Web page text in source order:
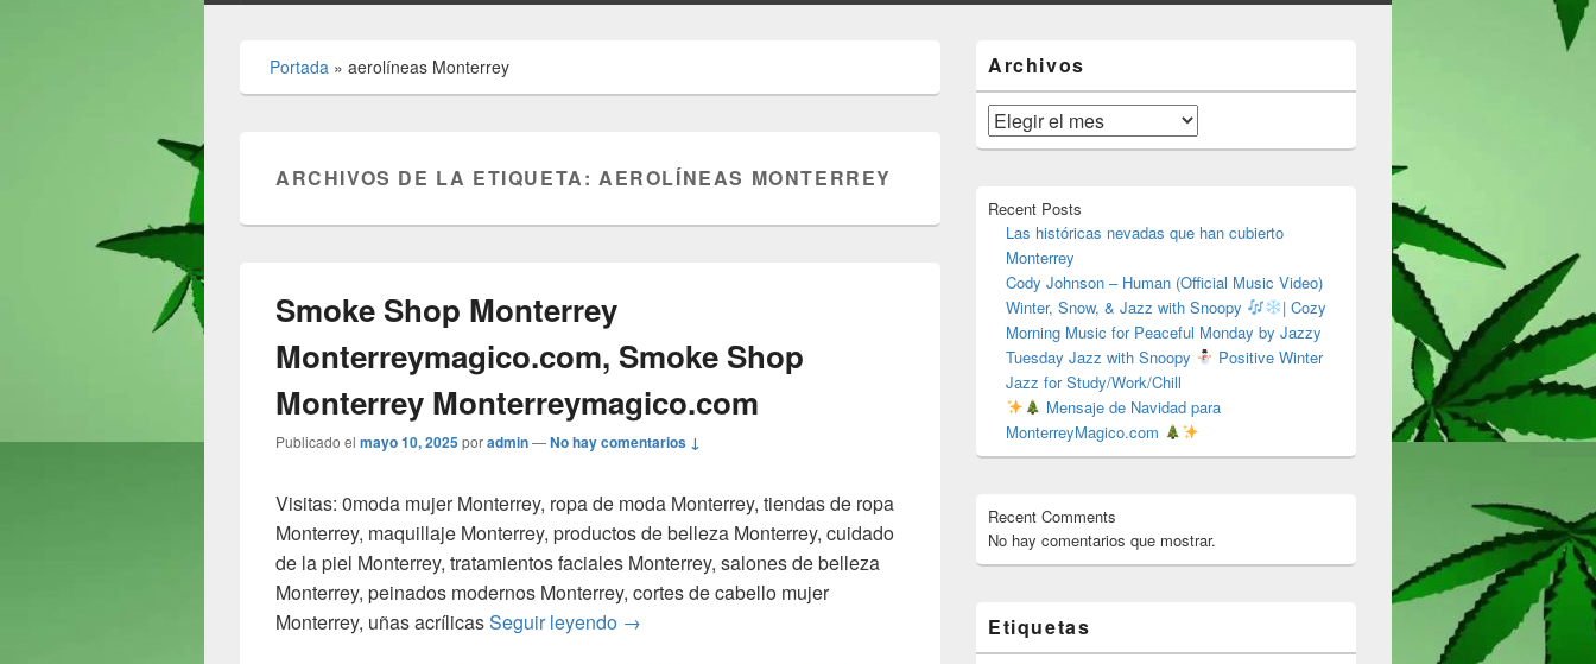
Portada » aerolíneas Monterrey
ARCHIVOS DE LA ETIQUETA:AEROLÍNEAS MONTERREY
Smoke Shop Monterrey
Monterreymagico.com, Smoke Shop
Monterrey Monterreymagico.com
Publicado el mayo 10, 2025poradmin—No hay comentarios ↓
Visitas: 0moda mujer Monterrey, ropa de moda Monterrey, tiendas de ropa
Monterrey, maquillaje Monterrey, productos de belleza Monterrey, cuidado
de la piel Monterrey, tratamientos faciales Monterrey, salones de belleza
Monterrey, peinados modernos Monterrey, cortes de cabello mujer
Monterrey, uñas acrílicasSeguir leyendo Smoke Shop Monterrey Monterreymagico.com, Smoke Shop Monterrey Monterreymagico.com
→
área
de
widget
barra
lateral
Archivos
Archivos
Recent Posts
Las históricas nevadas que han cubierto
Monterrey
Cody Johnson – Human (Official Music Video)
Winter, Snow, & Jazz with Snoopy
| Cozy
Morning Music for Peaceful Monday by Jazzy
Tuesday Jazz with Snoopy
Positive Winter
Jazz for Study/Work/Chill
Mensaje de Navidad para
MonterreyMagico.com
Recent Comments
No hay comentarios que mostrar.
Etiquetas